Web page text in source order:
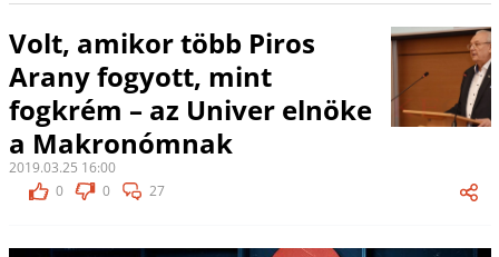
Volt, amikor több Piros
Arany fogyott, mint
fogkrém – az Univer elnöke
a Makronómnak
2019.03.25 16:00
0
0 27